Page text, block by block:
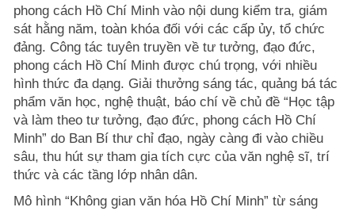
phong cách Hồ Chí Minh vào nội dung kiểm tra, giám
sát hằng năm, toàn khóa đối với các cấp ủy, tổ chức
đảng. Công tác tuyên truyền về tư tưởng, đạo đức,
phong cách Hồ Chí Minh được chú trọng, với nhiều
hình thức đa dạng. Giải thưởng sáng tác, quảng bá tác
phẩm văn học, nghệ thuật, báo chí về chủ đề “Học tập
và làm theo tư tưởng, đạo đức, phong cách Hồ Chí
Minh” do Ban Bí thư chỉ đạo, ngày càng đi vào chiều
sâu, thu hút sự tham gia tích cực của văn nghệ sĩ, trí
thức và các tầng lớp nhân dân.
Mô hình “Không gian văn hóa Hồ Chí Minh” từ sáng